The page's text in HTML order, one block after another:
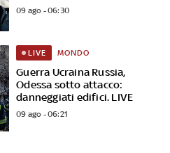
09 ago - 06:30
Guerra Ucraina Russia,
Odessa sotto attacco:
danneggiati edifici. LIVE
LIVE MONDO
09 ago - 06:21